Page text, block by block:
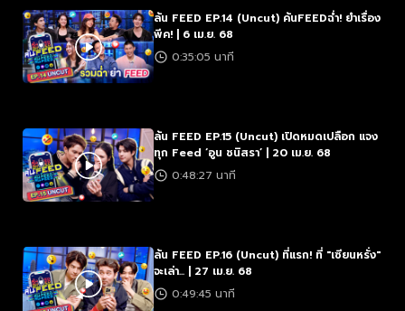
ล้น FEED EP.14 (Uncut) ค้นFEEDฉ่ำ! ยำเรื่อง
พีค! | 6 เม.ย. 68
0:35:05 นาที
ล้น FEED EP.15 (Uncut) เปิดหมดเปลือก แจง
ทุก Feed ‘อูน ชนิสรา’ | 20 เม.ย. 68
0:48:27 นาที
ล้น FEED EP.16 (Uncut) ที่แรก! ที่ "เซียนหรั่ง"
จะเล่า... | 27 เม.ย. 68
0:49:45 นาที